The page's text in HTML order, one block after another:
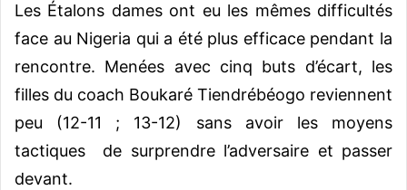
Les Étalons dames ont eu les mêmes difficultés
face au Nigeria qui a été plus efficace pendant la
rencontre. Menées avec cinq buts d’écart, les
filles du coach Boukaré Tiendrébéogo reviennent
peu (12-11 ; 13-12) sans avoir les moyens
tactiques de surprendre l’adversaire et passer
devant.